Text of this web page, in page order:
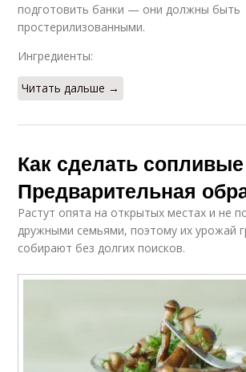
подготовить банки — они должны быть
простерилизованными.
Ингредиенты:
Читать дальше →
Как сделать
Предварительная
Растут опята на открытых местах и не
дружными семьями, поэтому их урожай
собирают без долгих поисков.